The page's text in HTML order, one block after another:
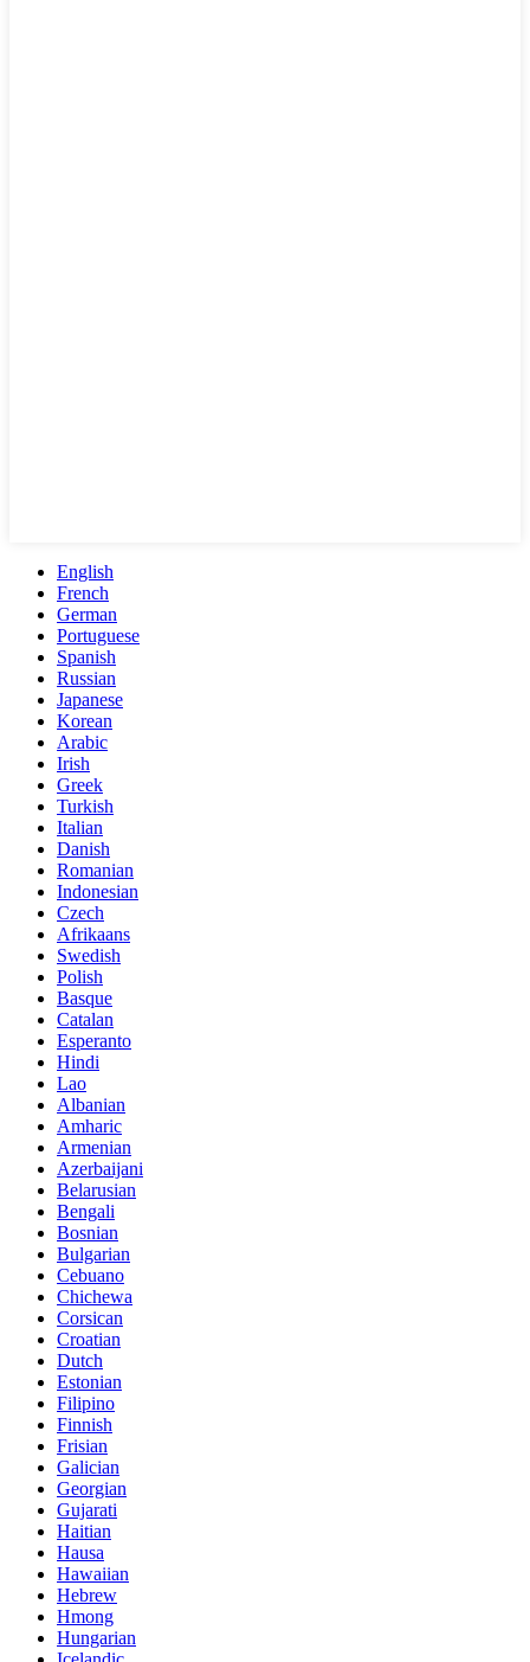
English
French
German
Portuguese
Spanish
Russian
Japanese
Korean
Arabic
Irish
Greek
Turkish
Italian
Danish
Romanian
Indonesian
Czech
Afrikaans
Swedish
Polish
Basque
Catalan
Esperanto
Hindi
Lao
Albanian
Amharic
Armenian
Azerbaijani
Belarusian
Bengali
Bosnian
Bulgarian
Cebuano
Chichewa
Corsican
Croatian
Dutch
Estonian
Filipino
Finnish
Frisian
Galician
Georgian
Gujarati
Haitian
Hausa
Hawaiian
Hebrew
Hmong
Hungarian